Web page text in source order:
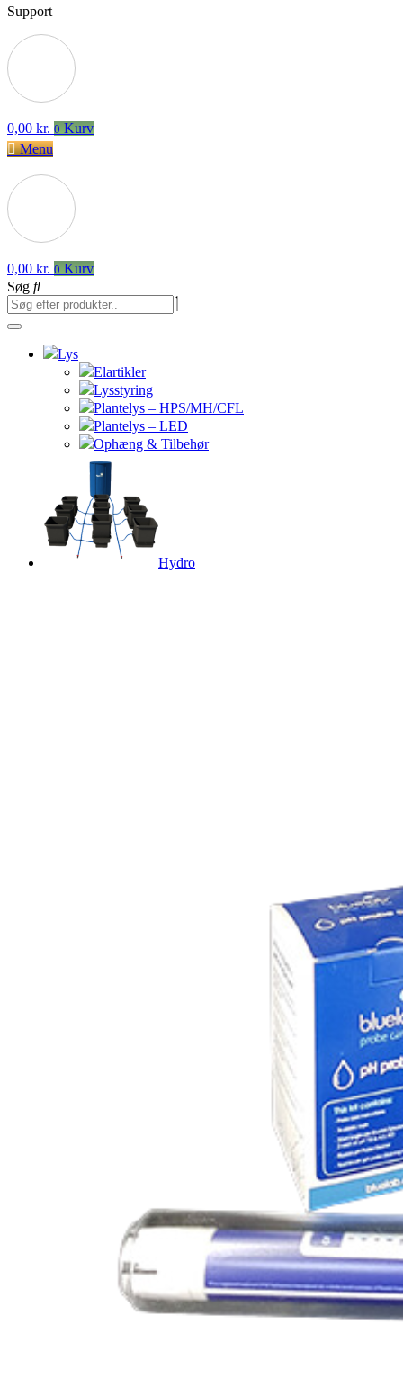
Support
0,00 kr. 0 Kurv
Menu
0,00 kr. 0 Kurv
Søg
Lys
Elartikler
Lysstyring
Plantelys – HPS/MH/CFL
Plantelys – LED
Ophæng & Tilbehør
Hydro